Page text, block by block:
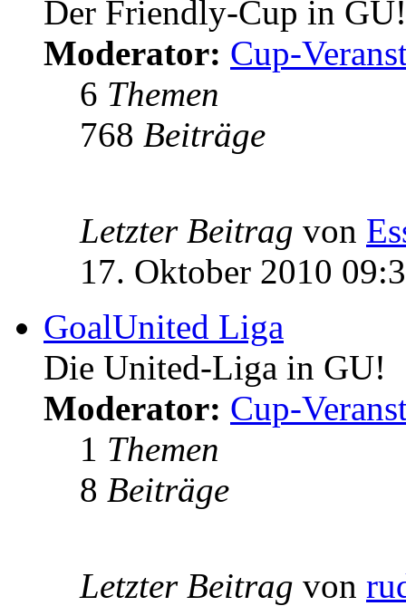
Der Friendly-Cup in GU!
Moderator: Cup-
6 Themen
768 Beiträge
Letzter Beitrag von
17. Oktober 2010
GoalUnited Liga
Die United-Liga in GU!
Moderator: Cup-
1 Themen
8 Beiträge
Letzter Beitrag von